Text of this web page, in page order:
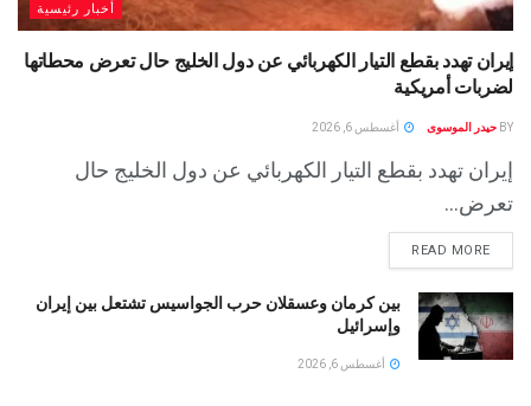
أخبار رئيسية
إيران تهدد بقطع التيار الكهربائي عن دول الخليج حال تعرض محطاتها
لضربات أمريكية
BY حيدر الموسوى أغسطس 6, 2026
إيران تهدد بقطع التيار الكهربائي عن دول الخليج حال
تعرض...
READ MORE
بين كرمان وعسقلان حرب الجواسيس تشتعل بين إيران
وإسرائيل
أغسطس 6, 2026